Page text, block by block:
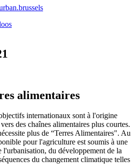
alimentaires
internationaux sont à l'origine
des chaînes alimentaires plus courtes.
plus de “Terres Alimentaires". Au
pour l'agriculture est soumis à une
l'urbanisation, du développement de la
du changement climatique telles